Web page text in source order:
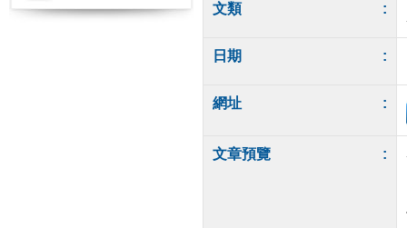
文類 :
日期 :
網址 :
文章預覽 :